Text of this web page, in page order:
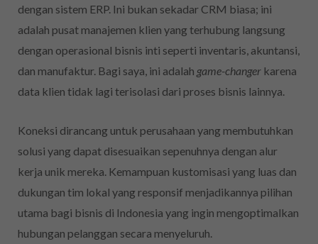
dengan sistem ERP. Ini bukan sekadar CRM biasa; ini
adalah pusat manajemen klien yang terhubung langsung
dengan operasional bisnis inti seperti inventaris, akuntansi,
dan manufaktur. Bagi saya, ini adalah game-changer karena
data klien tidak lagi terisolasi dari proses bisnis lainnya.
Koneksi dirancang untuk perusahaan yang membutuhkan
solusi yang dapat disesuaikan sepenuhnya dengan alur
kerja unik mereka. Kemampuan kustomisasi yang luas dan
dukungan tim lokal yang responsif menjadikannya pilihan
utama bagi bisnis di Indonesia yang ingin mengoptimalkan
hubungan pelanggan secara menyeluruh.